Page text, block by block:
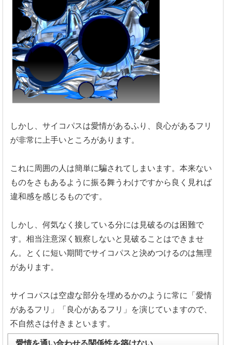
しかし、サイコパスは愛情があるふり、
良心があるフリ
が非常に上手いところがあります。
これに周囲の人は簡単に騙されてしまいます。 本来ない
ものをさもあるように振る舞うわけですから良く見れば
違和感を感じるものです。
しかし、何気なく接している分には見破るのは困難で
す。 相当注意深く観察しないと見破ることはできませ
ん。
とくに短い期間でサイコパスと決めつけるのは無理
があります。
サイコパスは空虚な部分を埋めるかのように常に「愛情
があるフリ」「良心があるフリ」を演じていますので、
不自然さは付きまといます。